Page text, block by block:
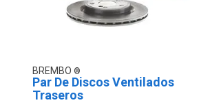
BREMBO
Par De Discos Ventilados
Traseros